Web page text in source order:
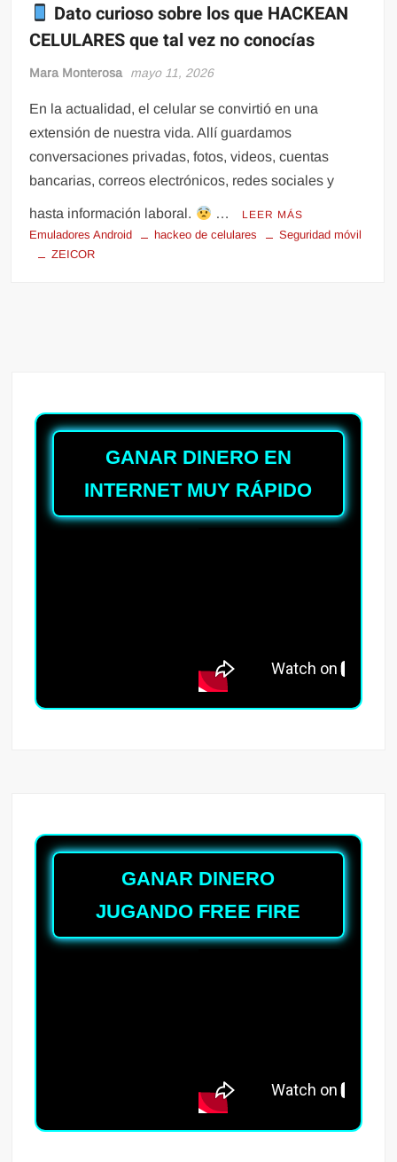
Dato curioso sobre los que HACKEAN
CELULARES que tal vez no conocías
Mara Monterosa mayo 11, 2026
En la actualidad, el celular se convirtió en una
extensión de nuestra vida. Allí guardamos
conversaciones privadas, fotos, videos, cuentas
bancarias, correos electrónicos, redes sociales y
hasta información laboral. … LEER MÁS
Emuladores Android hackeo de celulares
Seguridad móvil
ZEICOR
GANAR DINERO EN
INTERNET MUY RÁPIDO
GANAR DINERO
JUGANDO FREE FIRE